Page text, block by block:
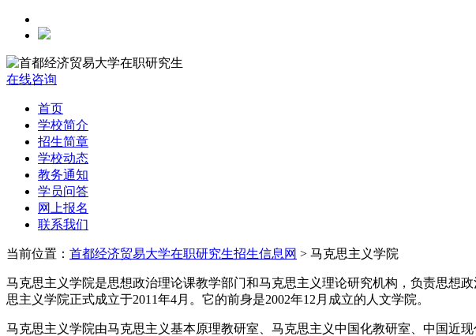
在线咨询
首页
学校简介
招生简章
学校动态
教务通知
学员问答
网上报名
联系我们
当前位置： 首都经济贸易大学在职研究生招生信息网 > 马克思主义学院
马克思主义学院是思想政治理论课教学部门和马克思主义理论研究机构，负责思想
思主义学院正式成立于2011年4月。它的前身是2002年12月成立的人文学院。
马克思主义学院由马克思主义基本原理教研室、马克思主义中国化教研室、中国近